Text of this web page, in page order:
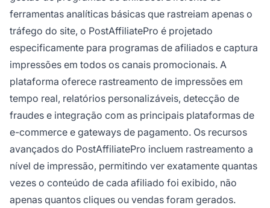
ferramentas analíticas básicas que rastreiam apenas o
tráfego do site, o PostAffiliatePro é projetado
especificamente para programas de afiliados e captura
impressões em todos os canais promocionais. A
plataforma oferece rastreamento de impressões em
tempo real, relatórios personalizáveis, detecção de
fraudes e integração com as principais plataformas de
e-commerce e gateways de pagamento. Os recursos
avançados do PostAffiliatePro incluem rastreamento a
nível de impressão, permitindo ver exatamente quantas
vezes o conteúdo de cada afiliado foi exibido, não
apenas quantos cliques ou vendas foram gerados.